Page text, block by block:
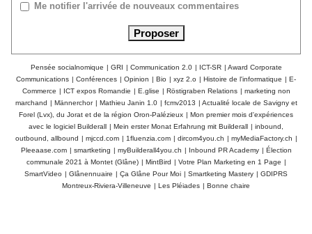
Me notifier l'arrivée de nouveaux commentaires
Pensée socialnomique | GRI | Communication 2.0 | ICT-SR | Award Corporate
Communications | Conférences | Opinion | Bio | xyz 2.o | Histoire de l'informatique | E-
Commerce | ICT expos Romandie | E.glise | Röstigraben Relations | marketing non
marchand | Männerchor | Mathieu Janin 1.0 | fcmv2013 | Actualité locale de Savigny et
Forel (Lvx), du Jorat et de la région Oron-Palézieux | Mon premier mois d'expériences
avec le logiciel Builderall | Mein erster Monat Erfahrung mit Builderall | inbound,
outbound, allbound | mjccd.com | 1fluenzia.com | dircom4you.ch | myMediaFactory.ch |
Pleeaase.com | smartketing | myBuilderall4you.ch | Inbound PR Academy | Élection
communale 2021 à Montet (Glâne) | MintBird | Votre Plan Marketing en 1 Page |
SmartVideo | Glânennuaire | Ça Glâne Pour Moi | Smartketing Mastery | GDIPRS
Montreux-Riviera-Villeneuve | Les Pléiades | Bonne chaire